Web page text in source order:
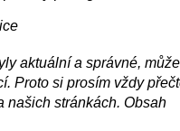
aktuální a správné,
Proto si prosím vždy
našich stránkách. Obsah